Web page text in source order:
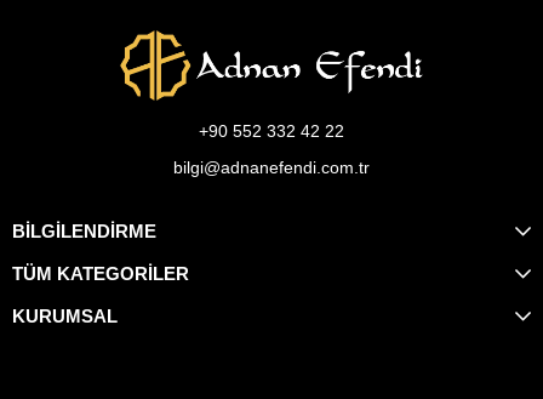
+90 552 332 42 22
bilgi@adnanefendi.com.tr
BİLGİLENDİRME
TÜM KATEGORİLER
KURUMSAL